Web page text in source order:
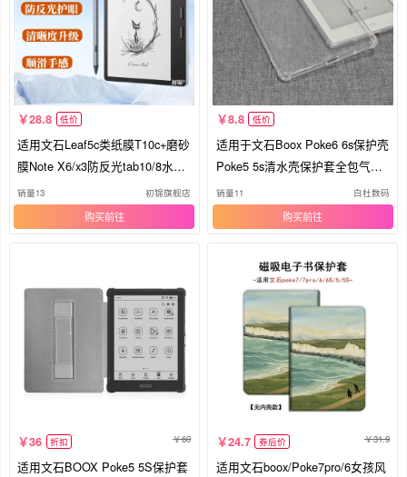
28.8 低价
适用文石Leaf5c类纸膜T10c+磨砂
膜Note X6/x3防反光tab10/8水凝
膜T13C软Poke7Pro护眼膜Poke
5/6s电子书保护膜
销量13 初锦旗舰店
购买
8.8 低价
适用于文石Boox Poke6 6s保护壳
Poke5 5s清水壳保护套全包气囊
透明壳防刮摔TPU水晶软壳简约6
寸
销量11 白杜数码
购买
36 折扣 60
适用文石BOOX Poke5 5S保护套
24.7 券后价 31.9
适用文石boox/Poke7pro/6女孩风